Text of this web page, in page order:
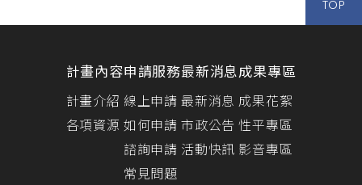
TOP
計畫內容
計畫介紹
各項資源
申請服務
線上申請
如何申請
諮詢申請
常見問題
最新消息
最新消息
市政公告
活動快訊
成果專區
成果花絮
性平專區
影音專區